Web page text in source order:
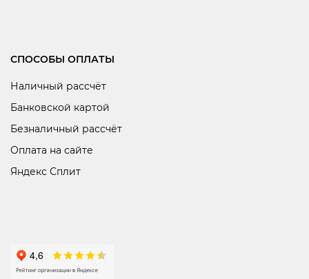
СПОСОБЫ ОПЛАТЫ
Наличный рассчёт
Банковской картой
Безналичный рассчёт
Оплата на сайте
Яндекс Сплит